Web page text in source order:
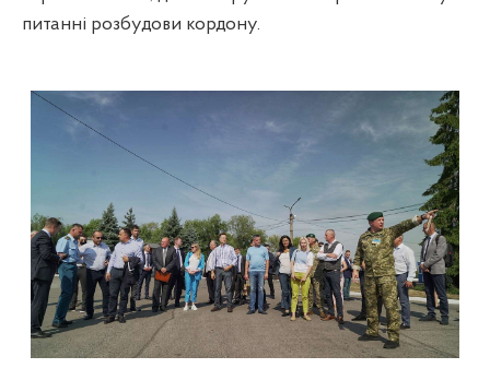
питанні розбудови кордону.